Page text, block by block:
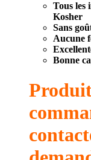
Tous les
Kosher
Sans
Aucune
Bonne